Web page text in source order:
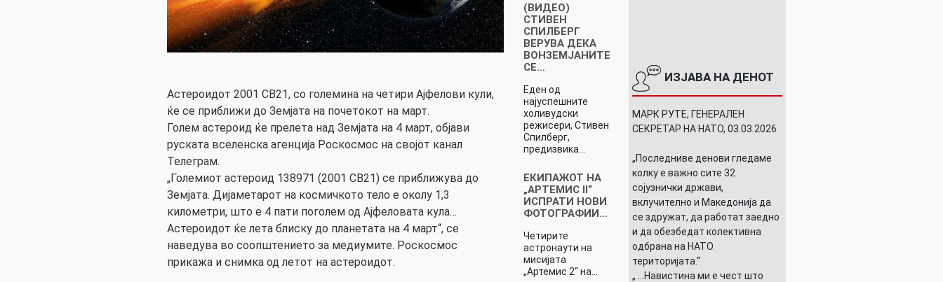
Астероидот 2001 CB21, со големина на четири Ајфелови кули,
ќе се приближи до Земјата на почетокот на март.
Голем астероид ќе прелета над Земјата на 4 март, објави
руската вселенска агенција Роскосмос на својот канал
Телеграм.
„Големиот астероид 138971 (2001 CB21) се приближува до
Земјата. Дијаметарот на космичкото тело е околу 1,3
километри, што е 4 пати поголем од Ајфеловата кула…
Астероидот ќе лета блиску до планетата на 4 март“, се
наведува во соопштението за медиумите. Роскосмос
прикажа и снимка од летот на астероидот.
(ВИДЕО)
СТИВЕН
СПИЛБЕРГ
ВЕРУВА ДЕКА
ВОНЗЕМЈАНИТЕ
СЕ…
Еден од
најуспешните
холивудски
режисери, Стивен
Спилберг,
предизвика…
ЕКИПАЖОТ НА
„АРТЕМИС II“
ИСПРАТИ НОВИ
ФОТОГРАФИИ…
Четирите
астронаути на
мисијата
„Артемис 2“ на…
ИЗЈАВА НА ДЕНОТ
МАРК РУТЕ, ГЕНЕРАЛЕН
СЕКРЕТАР НА НАТО, 03.03.2026
„Последниве денови гледаме
колку е важно сите 32
сојузнички држави,
вклучително и Македонија да
се здружат, да работат заедно
и да обезбедат колективна
одбрана на НАТО
територијата.“
„ ...Навистина ми е чест што